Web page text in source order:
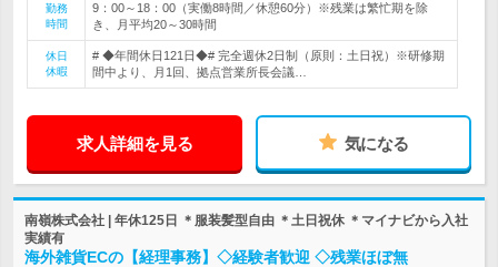
勤務
時間
9：00～18：00（実働8時間／休憩60分）※残業は繁忙期を除
き、月平均20～30時間
休日
休暇
# ◆年間休日121日◆# 完全週休2日制（原則：土日祝）※研修期
間中より、月1回、拠点営業所長会議…
求人詳細を見る 気になる
南嶺株式会社 | 年休125日 ＊服装髪型自由 ＊土日祝休 ＊マイナビから入社
実績有
海外雑貨ECの【経理事務】◇経験者歓迎 ◇残業ほぼ無